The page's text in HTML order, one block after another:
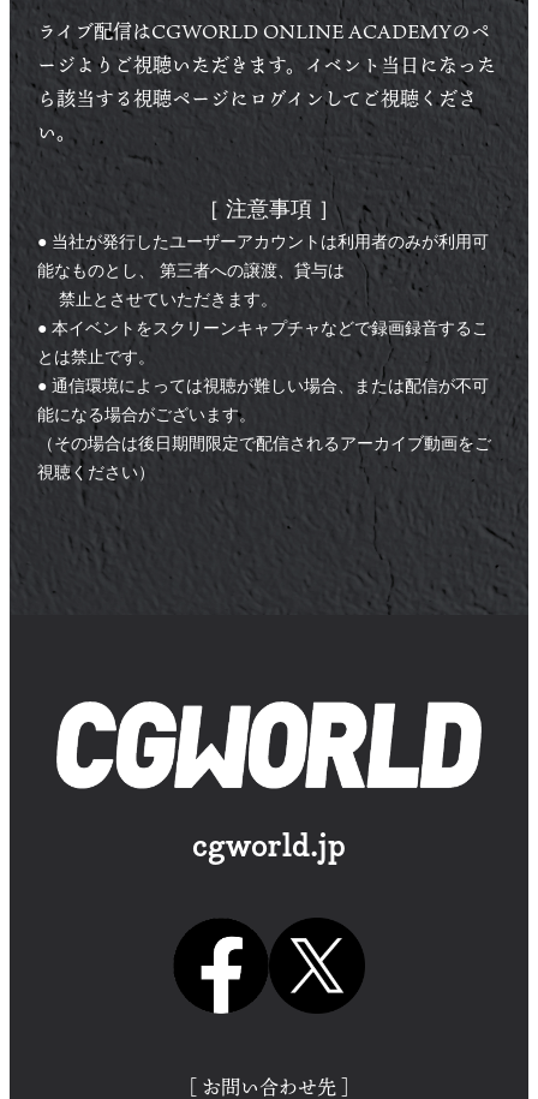
ライブ配信はCGWORLD ONLINE ACADEMYのペ
ージよりご視聴いただきます。イベント当日になった
ら該当する視聴ページにログインしてご視聴くださ
い。
［ 注意事項 ］
● 当社が発行したユーザーアカウントは利用者のみが利用可
能なものとし、 第三者への譲渡、貸与は
禁止とさせていただきます。
● 本イベントをスクリーンキャプチャなどで録画録音するこ
とは禁止です。
● 通信環境によっては視聴が難しい場合、または配信が不可
能になる場合がございます。
（その場合は後日期間限定で配信されるアーカイブ動画をご
視聴ください）
cgworld.jp
［ お問い合わせ先 ］